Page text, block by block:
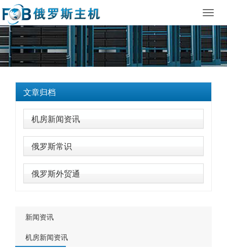
文章归档
机房新闻资讯
俄罗斯常识
俄罗斯外贸通
新闻资讯
机房新闻资讯